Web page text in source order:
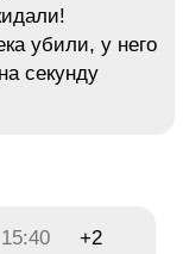
убили, у него
секунду
+2